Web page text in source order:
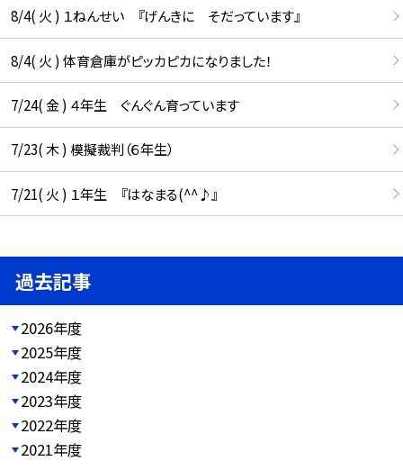
8/4( 火 ) １ねんせい 『げんきに そだっています』
8/4( 火 ) 体育倉庫がピッカピカになりました！
7/24( 金 ) ４年生 ぐんぐん育っています
7/23( 木 ) 模擬裁判（６年生）
7/21( 火 ) １年生 『はなまる(^^♪』
過去記事
2026年度
2025年度
2024年度
2023年度
2022年度
2021年度